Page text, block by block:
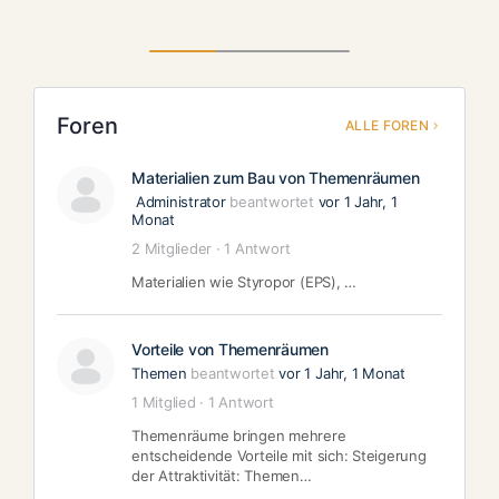
Foren ALLE FOREN
Materialien zum Bau von Themenräumen
Administrator beantwortet vor 1 Jahr, 1
Monat
2 Mitglieder · 1 Antwort
Materialien wie Styropor (EPS), …
Vorteile von Themenräumen
Themen beantwortetvor 1 Jahr, 1 Monat
1 Mitglied · 1 Antwort
Themenräume bringen mehrere
entscheidende Vorteile mit sich: Steigerung
der Attraktivität: Themen…